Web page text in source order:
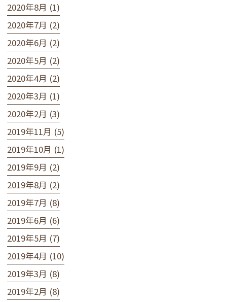
2020年8月 (1)
2020年7月 (2)
2020年6月 (2)
2020年5月 (2)
2020年4月 (2)
2020年3月 (1)
2020年2月 (3)
2019年11月 (5)
2019年10月 (1)
2019年9月 (2)
2019年8月 (2)
2019年7月 (8)
2019年6月 (6)
2019年5月 (7)
2019年4月 (10)
2019年3月 (8)
2019年2月 (8)